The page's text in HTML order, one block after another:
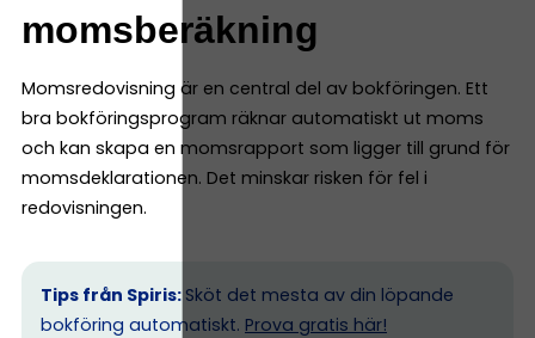
momsberäkning
Momsredovisning är en central del av bokföringen. Ett
bra bokföringsprogram räknar automatiskt ut moms
och kan skapa en momsrapport som ligger till grund för
momsdeklarationen. Det minskar risken för fel i
redovisningen.
Tips från Spiris: Sköt det mesta av din löpande
bokföring automatiskt. Prova gratis här!